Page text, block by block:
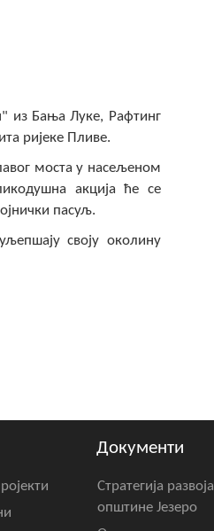
из Бања Луке, Рафтинг
ријеке Пливе.
моста у насељеном
акција ће се
пасуљ.
своју околину
Документи
Стратегија развоја
општине Језеро